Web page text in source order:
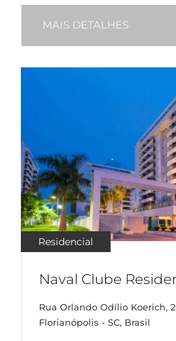
MAIS DETALHES
Residencial
Naval Clube
Rua Orlando Odílio Koerich,
Florianópolis - SC, Brasil